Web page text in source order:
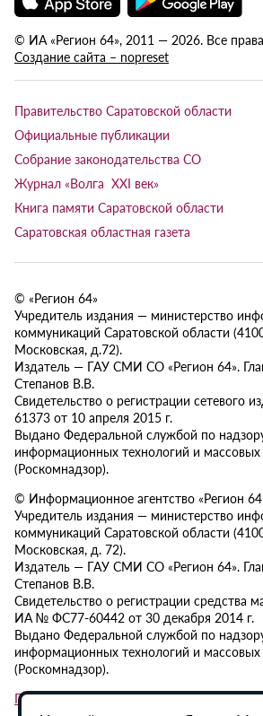
© ИА «Регион 64», 2011 — 2026. Все
Создание сайта – nopreset
Правительство Саратовской области
Официальные публикации
Собрание законодательства СО
Журнал «Волга XXI век»
Книга памяти Саратовской области
Саратовская областная газета
© «Регион 64»
Учредитель издания — министерство
коммуникаций Саратовской области
Московская, д.72).
Издатель — ГАУ СМИ СО «Регион 64».
Степанов В.В.
Свидетельство о регистрации сетевого
61373 от 10 апреля 2015 г.
Выдано Федеральной службой по
информационных технологий и
(Роскомнадзор).
© Информационное агентство «Регион
Учредитель издания — министерство
коммуникаций Саратовской области
Московская, д. 72).
Издатель — ГАУ СМИ СО «Регион 64».
Степанов В.В.
Свидетельство о регистрации средства
ИА № ФС77-60442 от 30 декабря 2014 г.
Выдано Федеральной службой по
информационных технологий и
(Роскомнадзор).
Политика в отношении обработки